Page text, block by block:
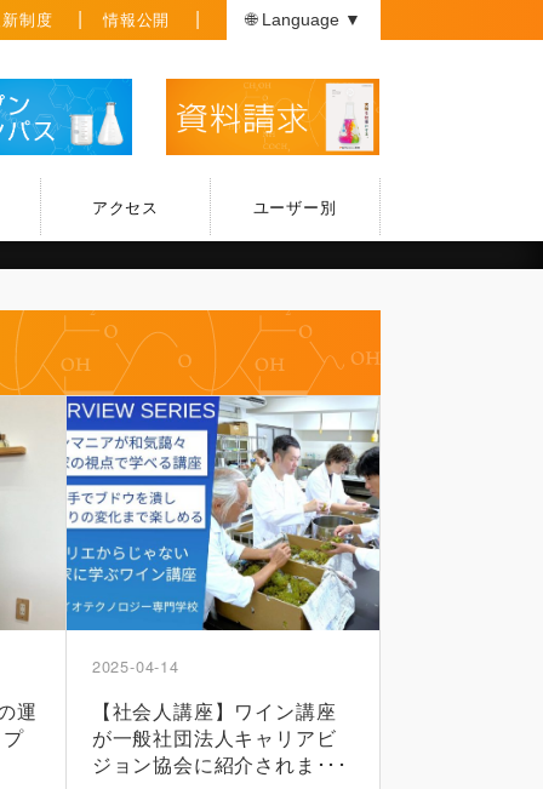
制度 情報公開 🌐 Language ▼
アクセス ユーザー別
運
2025-04-14
【社会人講座】ワイン講座
が一般社団法人キャリアビ
ジョン協会に紹介されま･･･